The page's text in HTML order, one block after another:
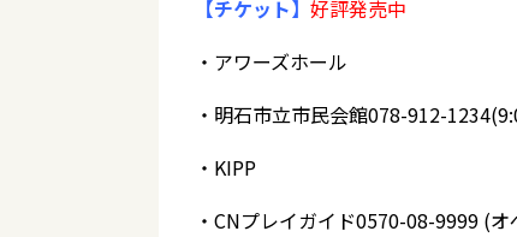
【チケット】 好評発売中
・アワーズホール
・明石市立市民会館078-912-
・KIPP
・CNプレイガイド0570-08-9999 (